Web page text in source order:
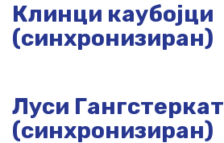
Клинци каубојци
(синхронизиран)
Луси
(синхронизиран)